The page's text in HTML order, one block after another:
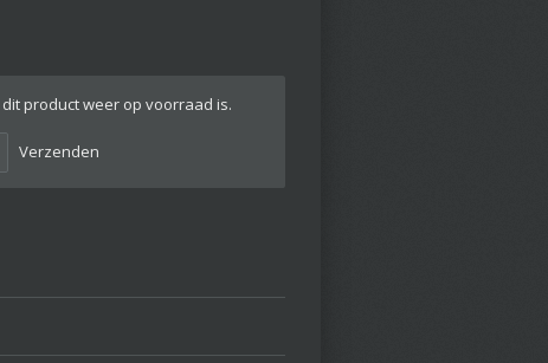
product weer op voorraad is.
Verzenden